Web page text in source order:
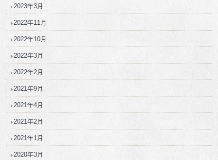
2023年3月
2022年11月
2022年10月
2022年3月
2022年2月
2021年9月
2021年4月
2021年2月
2021年1月
2020年3月